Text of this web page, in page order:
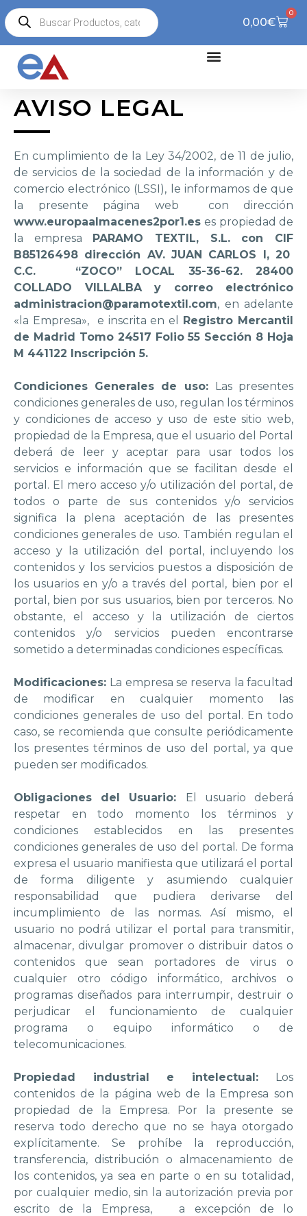
0,00€
0
AVISO LEGAL
En cumplimiento de la Ley 34/2002, de 11 de julio,
de servicios de la sociedad de la información y de
comercio electrónico (LSSI), le informamos de que
la presente página web con dirección
www.europaalmacenes2por1.eses propiedad de
la empresa PARAMO TEXTIL, S.L. con CIF
B85126498 dirección AV. JUAN CARLOS I, 20
C.C. “ZOCO” LOCAL 35-36-62. 28400
COLLADO VILLALBA y correo electrónico
administracion@paramotextil.com, en adelante
«la Empresa», e inscrita en el Registro Mercantil
de Madrid Tomo 24517 Folio 55 Sección 8 Hoja
M 441122 Inscripción 5.
Condiciones Generales de uso: Las presentes
condiciones generales de uso, regulan los términos
y condiciones de acceso y uso de este sitio web,
propiedad de la Empresa, que el usuario del Portal
deberá de leer y aceptar para usar todos los
servicios e información que se facilitan desde el
portal. El mero acceso y/o utilización del portal, de
todos o parte de sus contenidos y/o servicios
significa la plena aceptación de las presentes
condiciones generales de uso. También regulan el
acceso y la utilización del portal, incluyendo los
contenidos y los servicios puestos a disposición de
los usuarios en y/o a través del portal, bien por el
portal, bien por sus usuarios, bien por terceros. No
obstante, el acceso y la utilización de ciertos
contenidos y/o servicios pueden encontrarse
sometido a determinadas condiciones específicas.
Modificaciones: La empresa se reserva la facultad
de modificar en cualquier momento las
condiciones generales de uso del portal. En todo
caso, se recomienda que consulte periódicamente
los presentes términos de uso del portal, ya que
pueden ser modificados.
Obligaciones del Usuario: El usuario deberá
respetar en todo momento los términos y
condiciones establecidos en las presentes
condiciones generales de uso del portal. De forma
expresa el usuario manifiesta que utilizará el portal
de forma diligente y asumiendo cualquier
responsabilidad que pudiera derivarse del
incumplimiento de las normas. Así mismo, el
usuario no podrá utilizar el portal para transmitir,
almacenar, divulgar promover o distribuir datos o
contenidos que sean portadores de virus o
cualquier otro código informático, archivos o
programas diseñados para interrumpir, destruir o
perjudicar el funcionamiento de cualquier
programa o equipo informático o de
telecomunicaciones.
Propiedad industrial e intelectual: Los
contenidos de la página web de la Empresa son
propiedad de la Empresa. Por la presente se
reserva todo derecho que no se haya otorgado
explícitamente. Se prohíbe la reproducción,
transferencia, distribución o almacenamiento de
los contenidos, ya sea en parte o en su totalidad,
por cualquier medio, sin la autorización previa por
escrito de la Empresa, a excepción de lo